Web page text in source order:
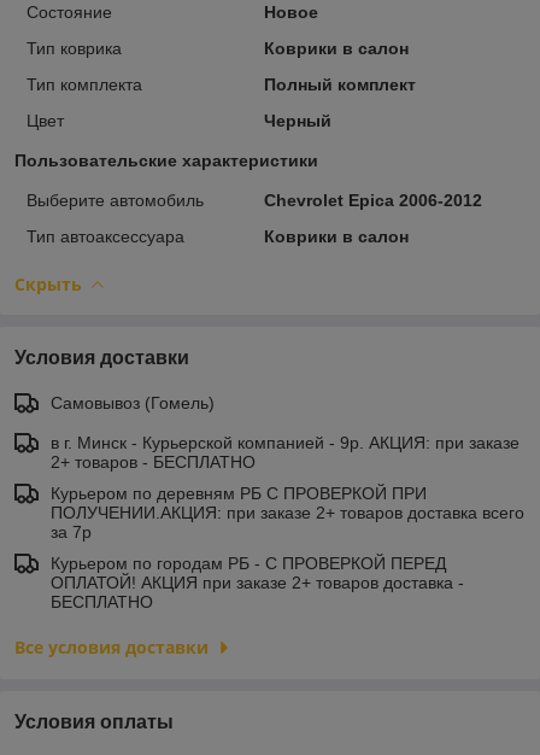
Состояние
Новое
Тип коврика
Коврики в салон
Тип комплекта
Полный комплект
Цвет
Черный
Пользовательские характеристики
Выберите автомобиль
Chevrolet Epica 2006-2012
Тип автоаксессуара
Коврики в салон
Скрыть
Условия доставки
Самовывоз (Гомель)
в г. Минск - Курьерской компанией - 9р. АКЦИЯ: при заказе
2+ товаров - БЕСПЛАТНО
Курьером по деревням РБ С ПРОВЕРКОЙ ПРИ
ПОЛУЧЕНИИ.АКЦИЯ: при заказе 2+ товаров доставка всего
за 7р
Курьером по городам РБ - С ПРОВЕРКОЙ ПЕРЕД
ОПЛАТОЙ! АКЦИЯ при заказе 2+ товаров доставка -
БЕСПЛАТНО
Все условия доставки
Условия оплаты